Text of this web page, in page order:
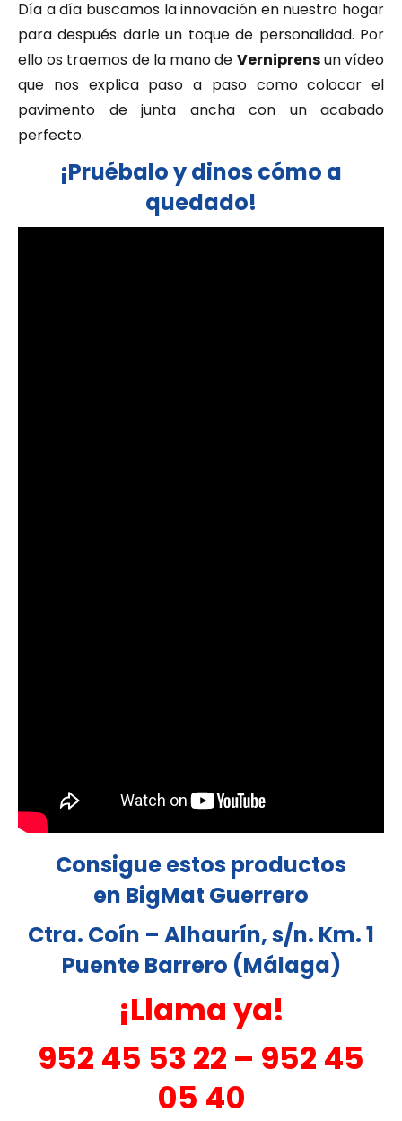
Día a día buscamos la innovación en nuestro hogar
para después darle un toque de personalidad. Por
ello os traemos de la mano de Verniprensun vídeo
que nos explica paso a paso como colocar el
pavimento de junta ancha con un acabado
perfecto.
¡Pruébalo y dinos cómo a
quedado!
Consigue estos productos
en BigMat Guerrero
Ctra. Coín – Alhaurín, s/n. Km. 1
Puente Barrero (Málaga)
¡Llama ya!
952 45 53 22 – 952 45
05 40